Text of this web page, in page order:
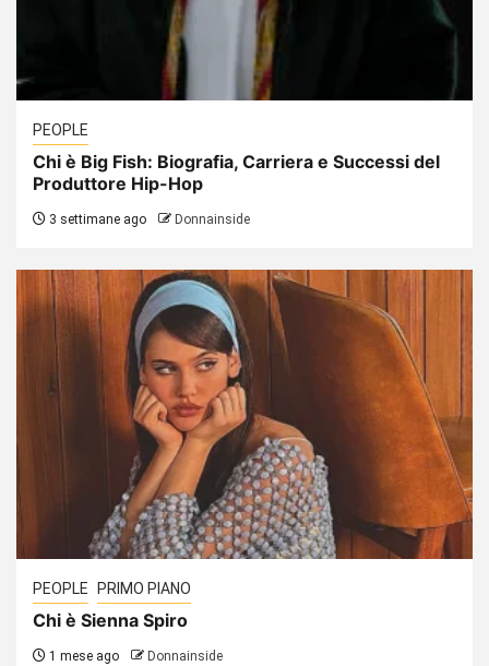
PEOPLE
Chi è Big Fish: Biografia, Carriera e Successi del
Produttore Hip-Hop
3 settimane ago Donnainside
PEOPLE PRIMO PIANO
Chi è Sienna Spiro
1 mese ago Donnainside